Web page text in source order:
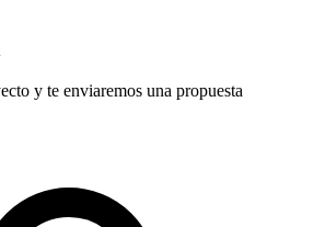
y te enviaremos una propuesta